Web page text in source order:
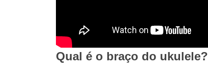
Qual é o braço do ukulele?